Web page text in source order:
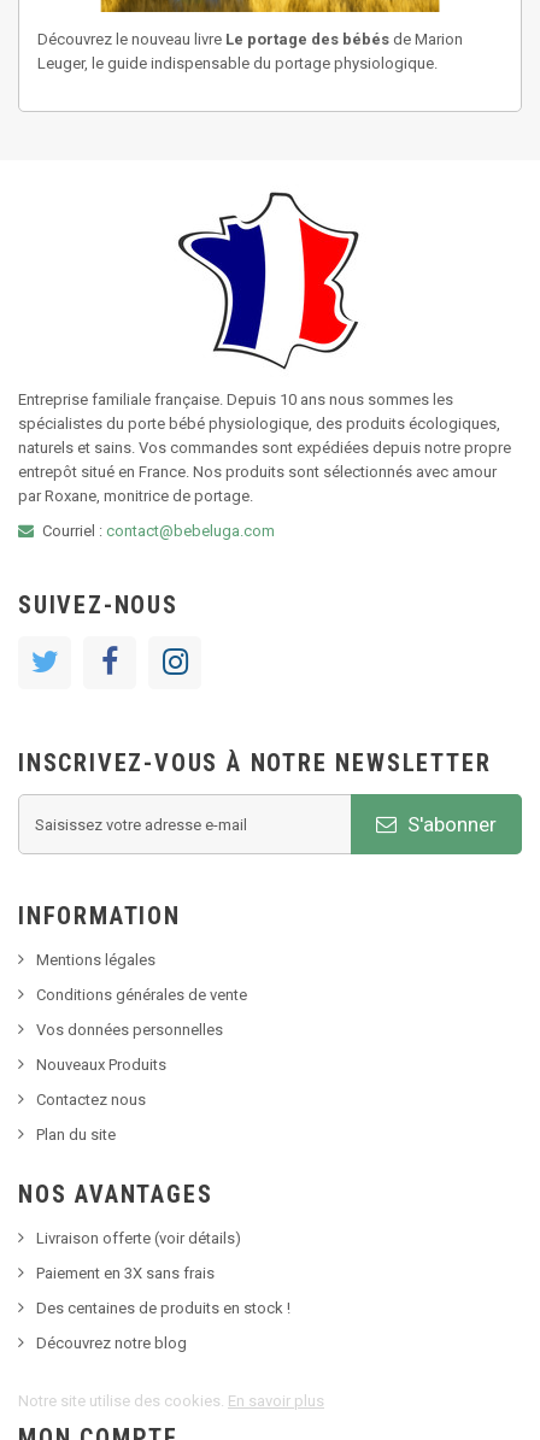
Découvrez le nouveau livre Le portage des bébés de Marion
Leuger, le guide indispensable du portage physiologique.
Entreprise familiale française. Depuis 10 ans nous sommes les
spécialistes du porte bébé physiologique, des produits écologiques,
naturels et sains. Vos commandes sont expédiées depuis notre propre
entrepôt situé en France. Nos produits sont sélectionnés avec amour
par Roxane, monitrice de portage.
Courriel : contact@bebeluga.com
SUIVEZ-NOUS
INSCRIVEZ-VOUS À NOTRE NEWSLETTER
S'abonner
INFORMATION
Mentions légales
Conditions générales de vente
Vos données personnelles
Nouveaux Produits
Contactez nous
Plan du site
NOS AVANTAGES
Livraison offerte (voir détails)
Paiement en 3X sans frais
Des centaines de produits en stock !
Découvrez notre blog
Notre site utilise des cookies. En savoir plus